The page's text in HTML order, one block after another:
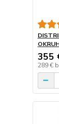
355
289 €